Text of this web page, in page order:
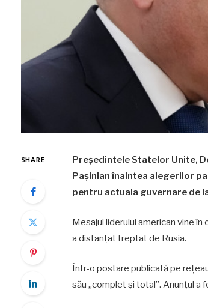
SHARE
Președintele Statelor Unite,
Pașinian înaintea alegerilor
pentru actuala guvernare de
Mesajul liderului american vine
a distanțat treptat de Rusia.
Într-o postare publicată pe
său „complet și total”. Anunțul a